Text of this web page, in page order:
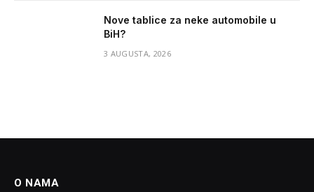
Nove tablice za neke automobile u
BiH?
3 AUGUSTA, 2026
O NAMA